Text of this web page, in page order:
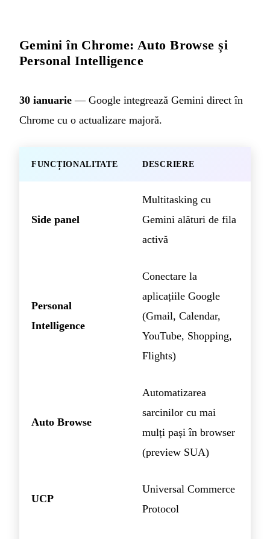
Gemini în Chrome: Auto Browse și
Personal Intelligence
30 ianuarie — Google integrează Gemini direct în
Chrome cu o actualizare majoră.
FUNCȚIONALITATE DESCRIERE
Side panel
Multitasking cu
Gemini alături de fila
activă
Personal
Intelligence
Conectare la
aplicațiile Google
(Gmail, Calendar,
YouTube, Shopping,
Flights)
Auto Browse
Automatizarea
sarcinilor cu mai
mulți pași în browser
(preview SUA)
UCP
Universal Commerce
Protocol